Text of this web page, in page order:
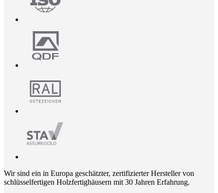
Wir sind ein in Europa geschätzter, zertifizierter Hersteller von
schlüsselfertigen Holzfertighäusern mit 30 Jahren Erfahrung.